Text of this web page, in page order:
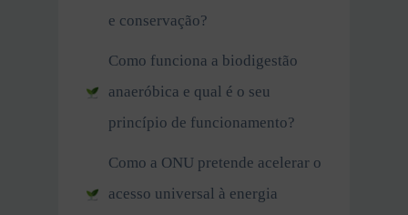
e conservação?
Como funciona a biodigestão
anaeróbica e qual é o seu
princípio de funcionamento?
Como a ONU pretende acelerar o
acesso universal à energia